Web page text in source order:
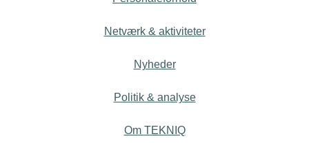
Netværk & aktiviteter
Nyheder
Politik & analyse
Om TEKNIQ